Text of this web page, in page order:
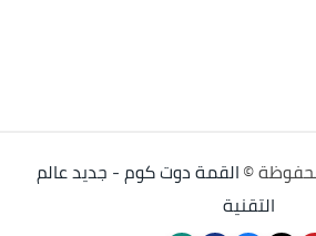
©القمة دوت كوم - جديد عالم
التقنية